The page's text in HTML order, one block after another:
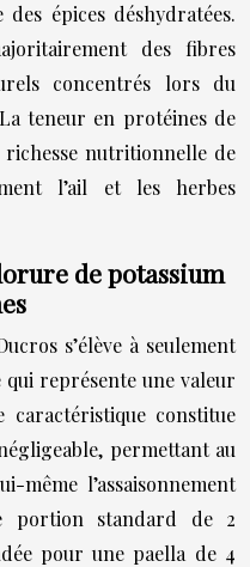
épices déshydratées.
des fibres
concentrés lors du
teneur en protéines de
nutritionnelle de
l’ail et les herbes
de potassium
s’élève à seulement
représente une valeur
caractéristique constitue
permettant au
même l’assaisonnement
portion standard de 2
pour une paella de 4